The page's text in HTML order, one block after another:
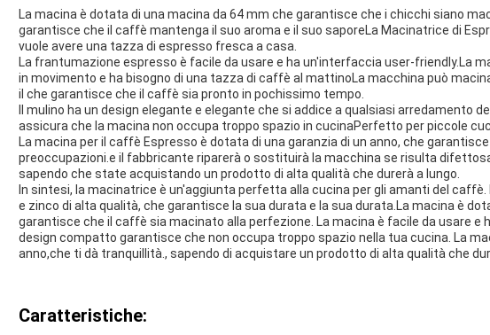
La macina è dotata di una macina da 64 mm che garantisce che i chicchi siano
garantisce che il caffè mantenga il suo aroma e il suo saporeLa Macinatrice di
vuole avere una tazza di espresso fresca a casa.
La frantumazione espresso è facile da usare e ha un'interfaccia user-friendly.La
in movimento e ha bisogno di una tazza di caffè al mattinoLa macchina può
il che garantisce che il caffè sia pronto in pochissimo tempo.
Il mulino ha un design elegante e elegante che si addice a qualsiasi arredamento
assicura che la macina non occupa troppo spazio in cucinaPerfetto per piccole
La macina per il caffè Espresso è dotata di una garanzia di un anno, che
preoccupazioni.e il fabbricante riparerà o sostituirà la macchina se risulta
sapendo che state acquistando un prodotto di alta qualità che durerà a lungo.
In sintesi, la macinatrice è un'aggiunta perfetta alla cucina per gli amanti del caffè.
e zinco di alta qualità, che garantisce la sua durata e la sua durata.La macina è
garantisce che il caffè sia macinato alla perfezione. La macina è facile da usare e
design compatto garantisce che non occupa troppo spazio nella tua cucina. La
anno,che ti dà tranquillità., sapendo di acquistare un prodotto di alta qualità che
Caratteristiche: